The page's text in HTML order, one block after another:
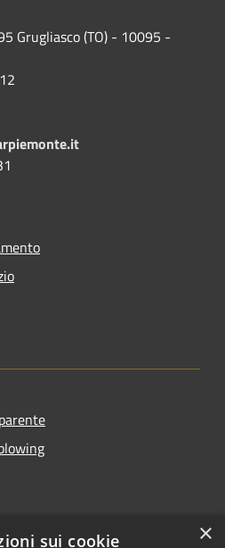
Grugliasco (TO) - 10095 -
×
sui cookie